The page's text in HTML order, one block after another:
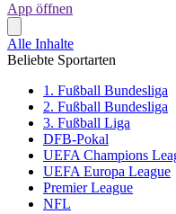
App öffnen
Alle Inhalte
Beliebte Sportarten
1. Fußball Bundesliga
2. Fußball Bundesliga
3. Fußball Liga
DFB-Pokal
UEFA Champions
UEFA Europa League
Premier League
NFL